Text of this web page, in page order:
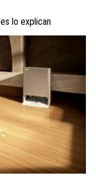
lo explican